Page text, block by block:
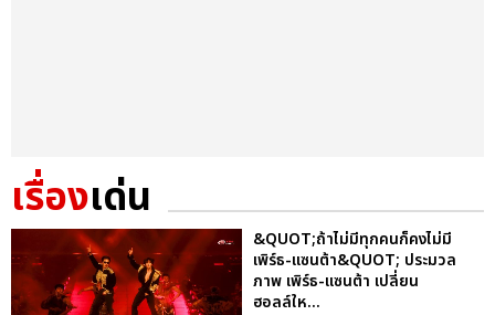
เรื่องเด่น
&QUOT;ถ้าไม่มีทุกคนก็คงไม่มี
เพิร์ธ-แซนต้า&QUOT; ประมวล
ภาพ เพิร์ธ-แซนต้า เปลี่ยน
ฮอลล์ให...